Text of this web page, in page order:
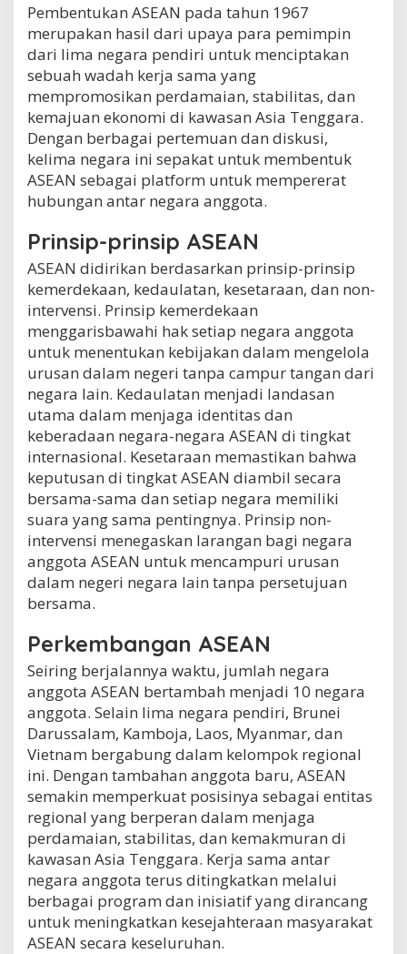
Pembentukan ASEAN pada tahun 1967
merupakan hasil dari upaya para pemimpin
dari lima negara pendiri untuk menciptakan
sebuah wadah kerja sama yang
mempromosikan perdamaian, stabilitas, dan
kemajuan ekonomi di kawasan Asia Tenggara.
Dengan berbagai pertemuan dan diskusi,
kelima negara ini sepakat untuk membentuk
ASEAN sebagai platform untuk mempererat
hubungan antar negara anggota.
Prinsip-prinsip ASEAN
ASEAN didirikan berdasarkan prinsip-prinsip
kemerdekaan, kedaulatan, kesetaraan, dan non-
intervensi. Prinsip kemerdekaan
menggarisbawahi hak setiap negara anggota
untuk menentukan kebijakan dalam mengelola
urusan dalam negeri tanpa campur tangan dari
negara lain. Kedaulatan menjadi landasan
utama dalam menjaga identitas dan
keberadaan negara-negara ASEAN di tingkat
internasional. Kesetaraan memastikan bahwa
keputusan di tingkat ASEAN diambil secara
bersama-sama dan setiap negara memiliki
suara yang sama pentingnya. Prinsip non-
intervensi menegaskan larangan bagi negara
anggota ASEAN untuk mencampuri urusan
dalam negeri negara lain tanpa persetujuan
bersama.
Perkembangan ASEAN
Seiring berjalannya waktu, jumlah negara
anggota ASEAN bertambah menjadi 10 negara
anggota. Selain lima negara pendiri, Brunei
Darussalam, Kamboja, Laos, Myanmar, dan
Vietnam bergabung dalam kelompok regional
ini. Dengan tambahan anggota baru, ASEAN
semakin memperkuat posisinya sebagai entitas
regional yang berperan dalam menjaga
perdamaian, stabilitas, dan kemakmuran di
kawasan Asia Tenggara. Kerja sama antar
negara anggota terus ditingkatkan melalui
berbagai program dan inisiatif yang dirancang
untuk meningkatkan kesejahteraan masyarakat
ASEAN secara keseluruhan.